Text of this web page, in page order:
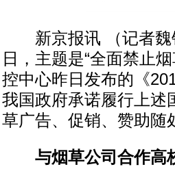
新京报讯 （记者魏
日，主题是“全面禁止
控中心昨日发布的《
我国政府承诺履行上述
草广告、促销、赞助随
与烟草公司合作高